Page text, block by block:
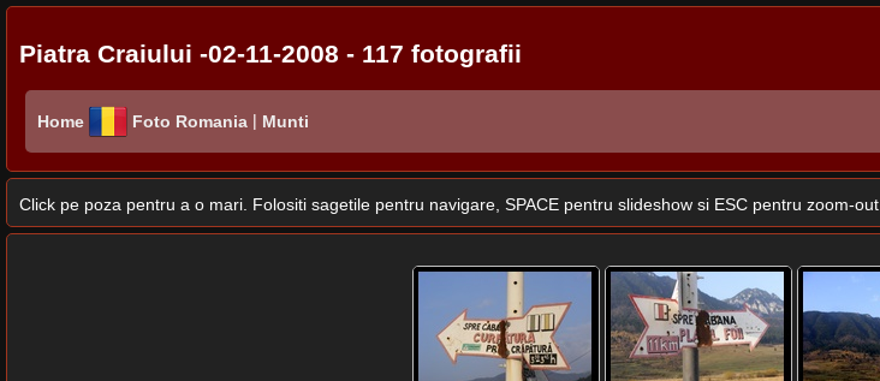
Piatra Craiului -02-11-2008 - 117 fotografii
Home Foto Romania | Munti
Click pe poza pentru a o mari. Folositi sagetile pentru navigare, SPACE pentru slideshow si ESC pentru zoom-out.